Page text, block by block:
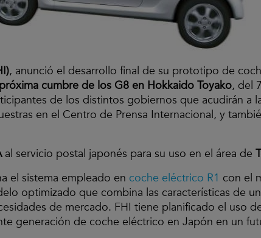
, anunció el desarrollo final de su prototipo de
próxima cumbre de los G8 en Hokkaido Toyako, del
de los distintos gobiernos que acudirán a
en el Centro de Prensa Internacional, y
al servicio postal japonés para su uso en el área de
el sistema empleado en coche eléctrico R1 con el
optimizado que combina las características de
de mercado. FHI tiene planificado el uso
generación de coche eléctrico en Japón en un